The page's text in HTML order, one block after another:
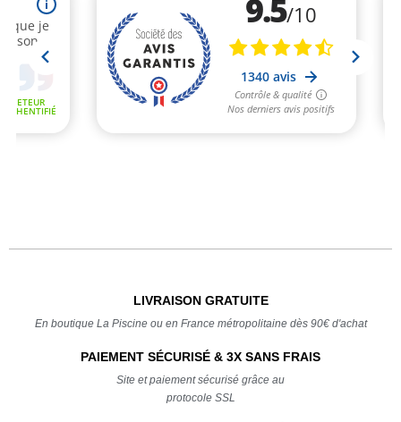
LIVRAISON GRATUITE
En boutique La Piscine ou en France métropolitaine dès 90€ d'achat
PAIEMENT SÉCURISÉ & 3X SANS FRAIS
Site et paiement sécurisé grâce au
protocole SSL